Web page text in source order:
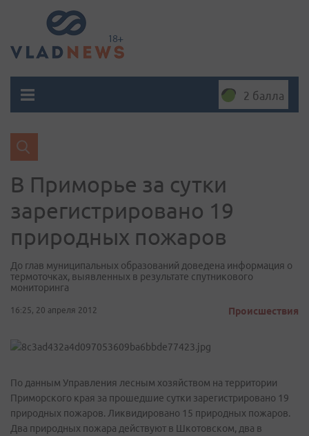
2 балла
В Приморье за сутки
зарегистрировано 19
природных пожаров
До глав муниципальных образований доведена информация о
термоточках, выявленных в результате спутникового
мониторинга
16:25, 20 апреля 2012 Происшествия
По данным Управления лесным хозяйством на территории
Приморского края за прошедшие сутки зарегистрировано 19
природных пожаров. Ликвидировано 15 природных пожаров.
Два природных пожара действуют в Шкотовском, два в